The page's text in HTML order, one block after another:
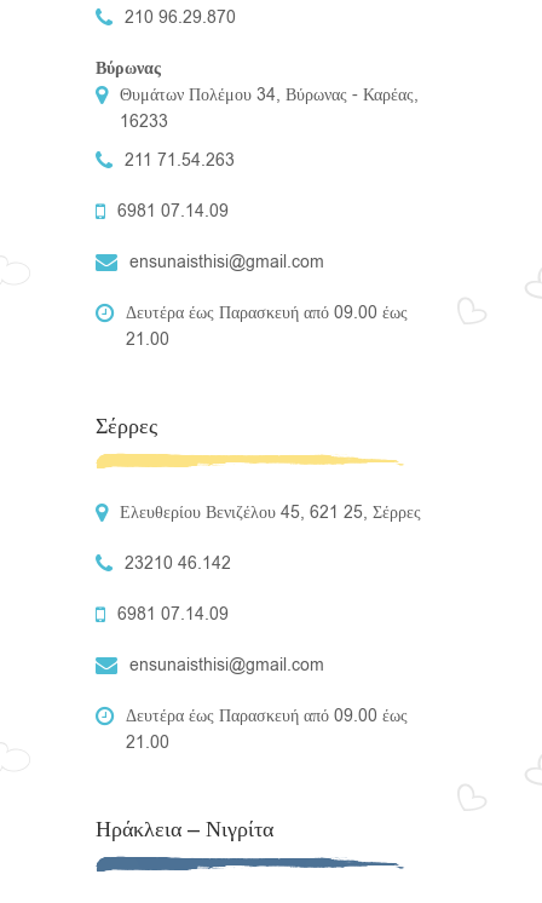
210 96.29.870
Βύρωνας
Θυμάτων Πολέμου 34, Βύρωνας - Καρέας,
16233
211 71.54.263
6981 07.14.09
ensunaisthisi@gmail.com
Δευτέρα έως Παρασκευή από 09.00 έως
21.00
Σέρρες
Ελευθερίου Βενιζέλου 45, 621 25, Σέρρες
23210 46.142
6981 07.14.09
ensunaisthisi@gmail.com
Δευτέρα έως Παρασκευή από 09.00 έως
21.00
Ηράκλεια – Νιγρίτα